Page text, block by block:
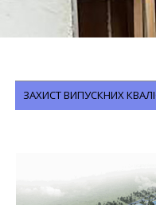
ЗАХИСТ ВИПУСКНИХ